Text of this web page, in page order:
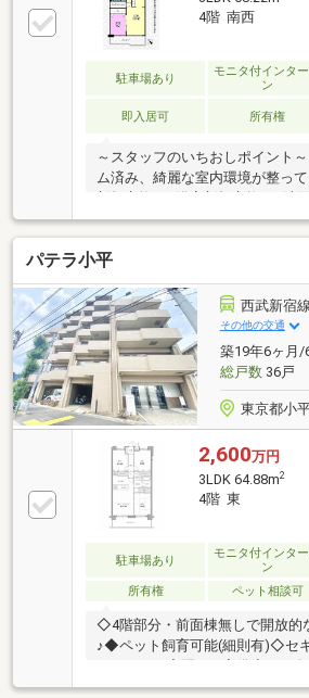
4階 南西
駐車場あり
モニタ付インタ
ン
即入居可 所有権
～スタッフのいちおしポイント
ム済み、綺麗な室内環境が整っ
トイレ新規交換 ■クロス張替
え ■フローリング上張り ■給
リーニング、その他☆商業施設へ
です♪（イオンモール、ららぽー
イフル本田など）☆現在は空室の
問わずいつでも見学が可能です
グは太陽の光が射し込む明るい
ム済みのお部屋なので即入居可能
パテラ小平
西武新宿
その他の交通
築19年6ヶ月/
総戸数36戸
東京都小
2,600万円
3LDK 64.88m2
4階 東
駐車場あり
モニタ付インタ
ン
所有権 ペット相談可
◇4階部分・前面棟無しで開放的
♪◆ペット飼育可能(細則有)◇セ
ション◇西武新宿線「小平」駅